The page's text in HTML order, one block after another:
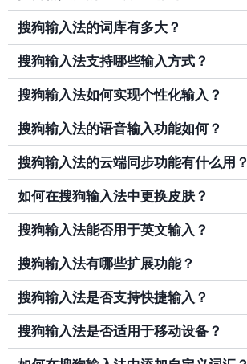
搜狗输入法的词库有多大？
搜狗输入法支持哪些输入方式？
搜狗输入法如何实现个性化输入？
搜狗输入法的语音输入功能如何？
搜狗输入法的云端同步功能有什么用？
如何在搜狗输入法中更换皮肤？
搜狗输入法能否用于英文输入？
搜狗输入法有哪些扩展功能？
搜狗输入法是否支持快捷输入？
搜狗输入法是否适用于移动设备？